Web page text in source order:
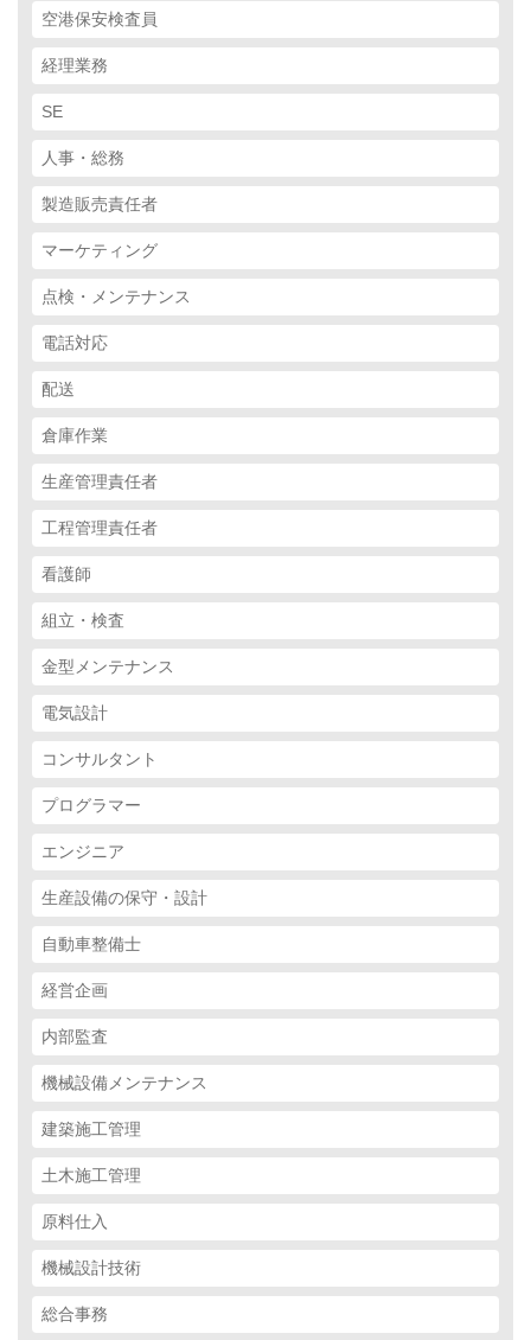
空港保安検査員
経理業務
SE
人事・総務
製造販売責任者
マーケティング
点検・メンテナンス
電話対応
配送
倉庫作業
生産管理責任者
工程管理責任者
看護師
組立・検査
金型メンテナンス
電気設計
コンサルタント
プログラマー
エンジニア
生産設備の保守・設計
自動車整備士
経営企画
内部監査
機械設備メンテナンス
建築施工管理
土木施工管理
原料仕入
機械設計技術
総合事務